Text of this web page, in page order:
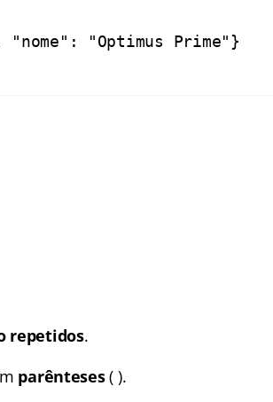
"Optimus Prime"}
repetidos.
parênteses( ).